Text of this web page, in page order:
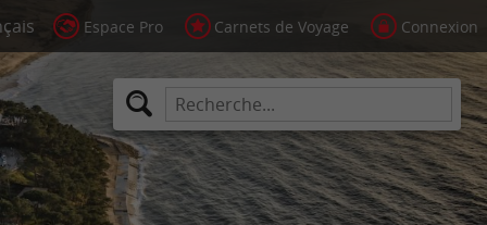
Espace Pro Carnets de Voyage Connexion